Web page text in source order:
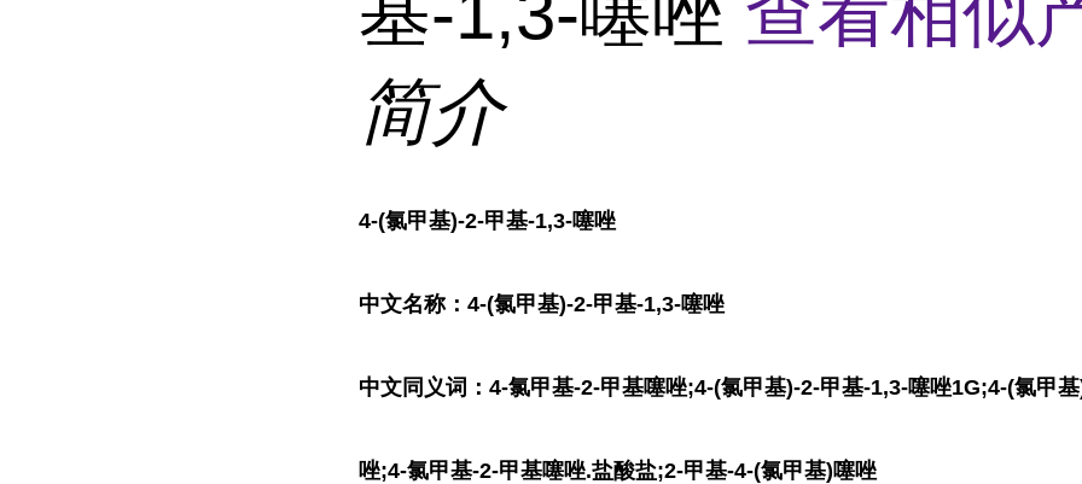
简介
4-(氯甲基)-2-甲基-1,3-噻唑
中文名称：4-(氯甲基)-2-甲基-1,3-噻唑
中文同义词：4-氯甲基-2-甲基噻唑;4-(氯甲基)-2-甲基-1,3-噻唑1G;4-(氯甲
唑;4-氯甲基-2-甲基噻唑.盐酸盐;2-甲基-4-(氯甲基)噻唑